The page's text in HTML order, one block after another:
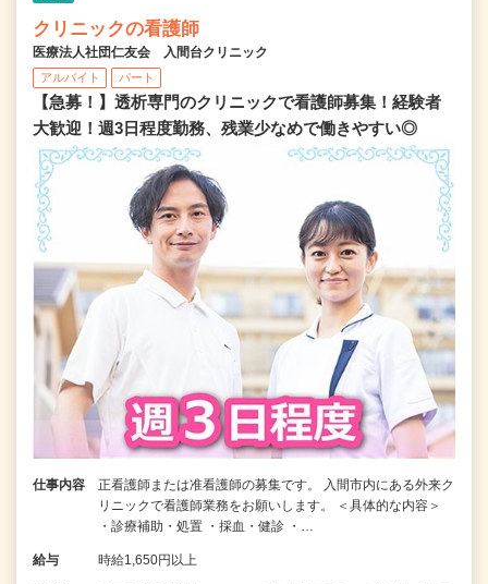
クリニックの看護師
医療法人社団仁友会 入間台クリニック
アルバイト パート
【急募！】透析専門のクリニックで看護師募集！経験者
大歓迎！週3日程度勤務、残業少なめで働きやすい◎
仕事内容
正看護師または准看護師の募集です。 入間市内にある外来ク
リニックで看護師業務をお願いします。 ＜具体的な内容＞
・診療補助・処置 ・採血・健診 ・…
給与 時給1,650円以上